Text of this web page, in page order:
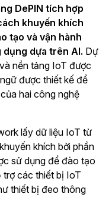
DePIN tích hợp
khuyến khích
tạo và vận hành
dụng dựa trên AI. Dự
nền tảng IoT được
được thiết kế để
hai công nghệ
lấy dữ liệu IoT từ
khích bởi phần
sử dụng để đào tạo
các thiết bị IoT
thiết bị đeo thông